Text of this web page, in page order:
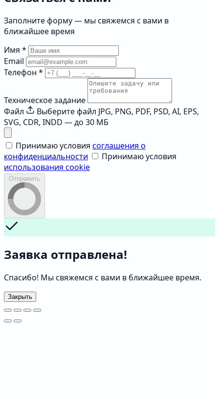
Заполните форму — мы свяжемся с вами в
ближайшее время
Имя *
Email
Телефон *
Техническое задание
Файл
Выберите файл JPG, PNG, PDF, PSD, AI, EPS,
SVG, CDR, INDD — до 30 МБ
Принимаю условия соглашения о
конфиденциальности
Принимаю условия
использования cookie
Отправить
Заявка отправлена!
Спасибо! Мы свяжемся с вами в ближайшее время.
Закрыть